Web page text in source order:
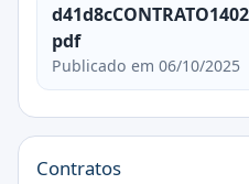
pdf
Publicado em 06/10/2025
Contratos